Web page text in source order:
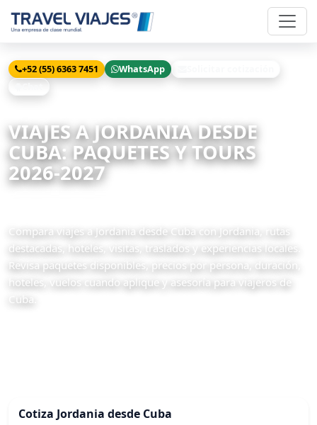
+52 (55) 6363 7451 WhatsApp
VIAJES A JORDANIA DESDE
CUBA: PAQUETES Y TOURS
2026-2027
Compara viajes a Jordania desde Cuba con Jordania, rutas
destacadas, hoteles, visitas, traslados y experiencias locales.
Revisa paquetes disponibles, precios por persona, duración,
hoteles, vuelos cuando aplique y asesoría para viajeros de
Cuba.
Cotiza Jordania desde Cuba